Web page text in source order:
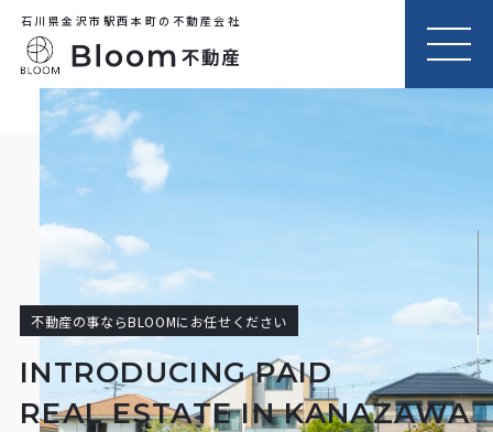
石川県金沢市駅西本町の不動産会社
MEN
U
不動産の事ならBLOOMにお任せください
INTRODUCING PAID
REAL ESTATE IN KANAZAWA